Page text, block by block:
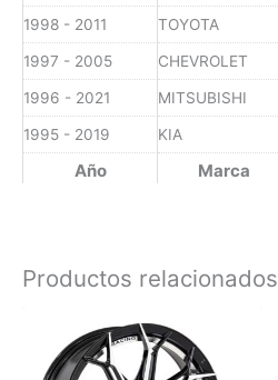
Año Marca
1998 - 2011 TOYOTA
1997 - 2005 CHEVROLET
1996 - 2021 MITSUBISHI
1995 - 2019 KIA
Productos relacionados